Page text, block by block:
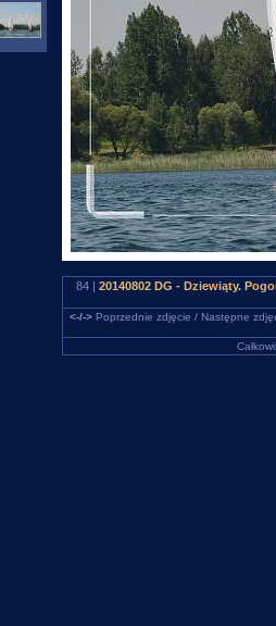
84 | 20140802 DG - Dziewiąty.
<-/->Poprzednie zdjęcie / Następne